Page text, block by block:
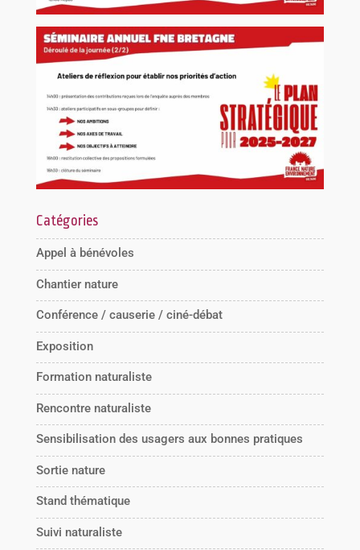
Catégories
Appel à bénévoles
Chantier nature
Conférence / causerie / ciné-débat
Exposition
Formation naturaliste
Rencontre naturaliste
Sensibilisation des usagers aux bonnes pratiques
Sortie nature
Stand thématique
Suivi naturaliste